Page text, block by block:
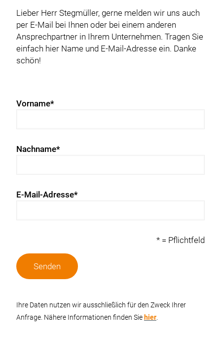
Lieber Herr Stegmüller, gerne melden wir uns auch
per E-Mail bei Ihnen oder bei einem anderen
Ansprechpartner in Ihrem Unternehmen. Tragen Sie
einfach hier Name und E-Mail-Adresse ein. Danke
schön!
Vorname*
Nachname*
E-Mail-Adresse*
* = Pflichtfeld
Ihre Daten nutzen wir ausschließlich für den Zweck Ihrer
Anfrage. Nähere Informationen finden Sie hier